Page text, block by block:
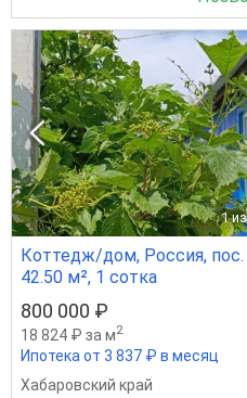
1
Коттедж/дом, Россия, пос.
42.50 м², 1 сотка
800 000 ₽
18 824 ₽ за м2
Ипотека от 3 837 ₽ в месяц
Хабаровский край